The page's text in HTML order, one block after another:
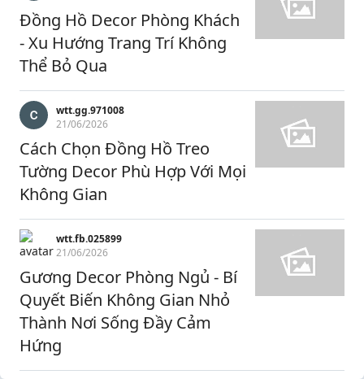
Đồng Hồ Decor Phòng Khách
- Xu Hướng Trang Trí Không
Thể Bỏ Qua
wtt.gg.971008
21/06/2026
Cách Chọn Đồng Hồ Treo
Tường Decor Phù Hợp Với Mọi
Không Gian
wtt.fb.025899
21/06/2026
Gương Decor Phòng Ngủ - Bí
Quyết Biến Không Gian Nhỏ
Thành Nơi Sống Đầy Cảm
Hứng